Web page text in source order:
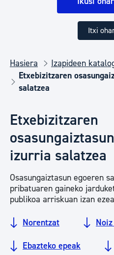
Itxi
Hasiera
Izapideen
Etxebizitzaren
salatzea
Etxebizitzaren
izurria salatzea
Osasungaiztasun egoeren
pribatuaren gaineko
publikoa arriskuan izan
Norentzat
Ebazteko epeak